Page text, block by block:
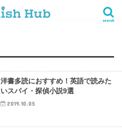
search
洋書多読におすすめ！英語で読みた
いスパイ・探偵小説9選
2019.10.05